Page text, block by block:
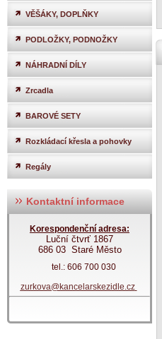
VĚŠÁKY, DOPLŇKY
PODLOŽKY, PODNOŽKY
NÁHRADNÍ DÍLY
Zrcadla
BAROVÉ SETY
Rozkládací křesla a pohovky
Regály
Kontaktní informace
Korespondenční adresa:
Luční čtvrť 1867
686 03 Staré Město
tel.: 606 700 030
zurkova@kancelarskezidle.cz